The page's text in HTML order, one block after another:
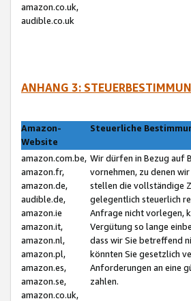
amazon.co.uk,
audible.co.uk
ANHANG 3:
Amazon-
Website
Steuerliche
amazon.com.be,
amazon.fr,
amazon.de,
audible.de,
amazon.ie
amazon.it,
amazon.nl,
amazon.pl,
amazon.es,
amazon.se,
amazon.co.uk,
Wir dürfen in Bezug auf
vornehmen, zu denen
stellen die vollständige
gelegentlich steuerlich
Anfrage nicht vorlegen,
Vergütung so lange
dass wir Sie betreffend
könnten Sie gesetzlich
Anforderungen an eine
zahlen.